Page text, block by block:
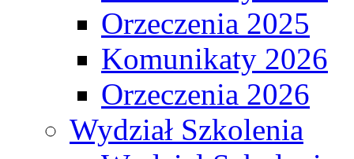
Orzeczenia 2025
Komunikaty 2026
Orzeczenia 2026
Wydział Szkolenia